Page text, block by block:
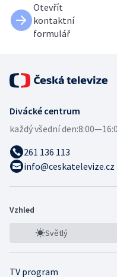
Otevřít
kontaktní
formulář
Divácké centrum
každý všední den:
261 136 113
info@ceskatelevize.cz
Vzhled
Světlý
TV program